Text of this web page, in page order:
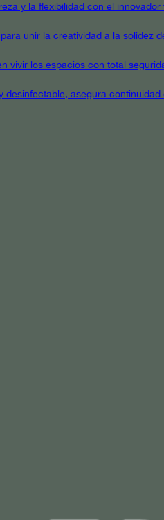
y la flexibilidad con el
unir la creatividad a la solidez
vivir los espacios con total
asegura